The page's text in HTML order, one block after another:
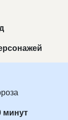
минут